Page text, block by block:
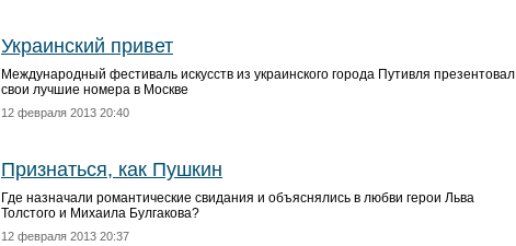
Украинский привет
Международный фестиваль искусств из украинского города Путивля презентовал
свои лучшие номера в Москве
12 февраля 2013 20:40
Признаться, как Пушкин
Где назначали романтические свидания и объяснялись в любви герои Льва
Толстого и Михаила Булгакова?
12 февраля 2013 20:37